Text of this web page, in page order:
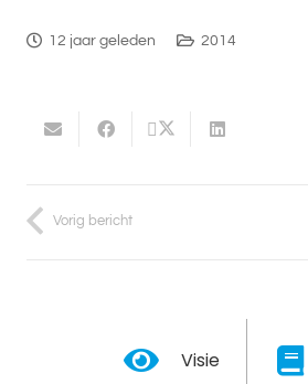
12 jaar geleden 2014
Vorig bericht
Visie